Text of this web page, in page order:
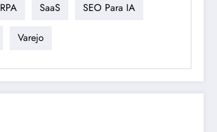
RPA SaaS SEO Para IA
Varejo